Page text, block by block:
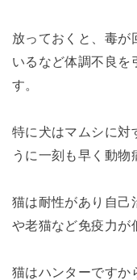
放っておくと、毒が
いるなど体調不良を
す。
特に犬はマムシに対
うに一刻も早く動物
猫は耐性があり自己
や老猫など免疫力が
猫はハンターですか